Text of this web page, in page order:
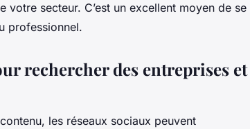
votre secteur. C’est un excellent moyen de se
professionnel.
rechercher des entreprises et
les réseaux sociaux peuvent